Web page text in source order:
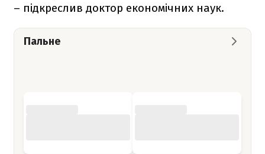
– підкреслив доктор економічних наук.
Пальне